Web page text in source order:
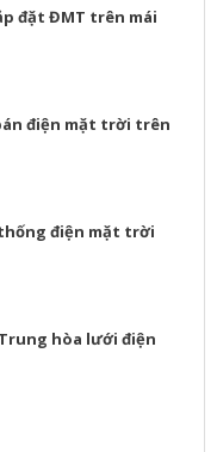
đặt ĐMT trên mái
điện mặt trời trên
điện mặt trời
hòa lưới điện